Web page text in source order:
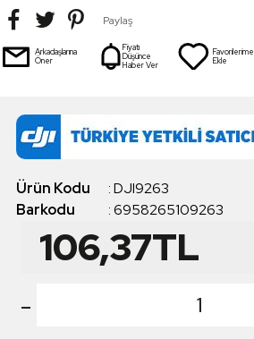
Paylaş
Arkadaşlarına
Öner
Fiyatı
Düşünce
Haber Ver
Favorilerime
Ekle
Ürün Kodu :DJI9263
Barkodu
:6958265109263
106,37TL
-